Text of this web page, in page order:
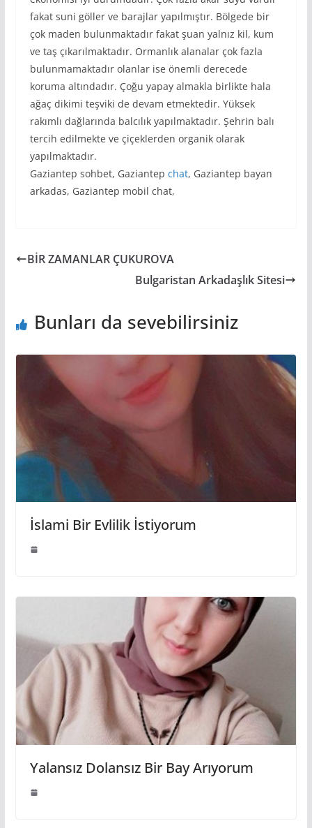
fakat suni göller ve barajlar yapılmıştır. Bölgede bir
çok maden bulunmaktadır fakat şuan yalnız kil, kum
ve taş çıkarılmaktadır. Ormanlık alanalar çok fazla
bulunmamaktadır olanlar ise önemli derecede
koruma altındadır. Çoğu yapay almakla birlikte hala
ağaç dikimi teşviki de devam etmektedir. Yüksek
rakımlı dağlarında balcılık yapılmaktadır. Şehrin balı
tercih edilmekte ve çiçeklerden organik olarak
yapılmaktadır.
Gaziantep sohbet, Gaziantep chat, Gaziantep bayan
arkadas, Gaziantep mobil chat,
BİR ZAMANLAR ÇUKUROVA
Bulgaristan Arkadaşlık Sitesi
Bunları da sevebilirsiniz
İslami Bir Evlilik İstiyorum
Yalansız Dolansız Bir Bay Arıyorum